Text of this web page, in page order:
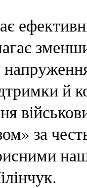
й
за